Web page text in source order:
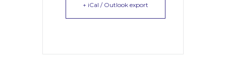
+ iCal / Outlook export